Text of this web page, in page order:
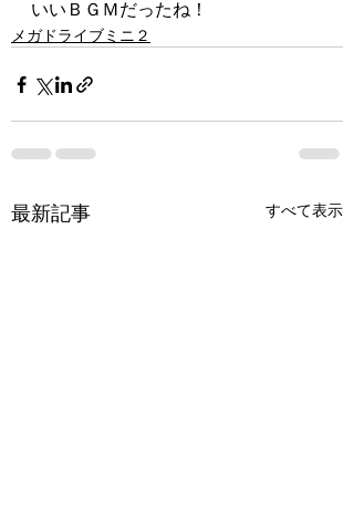
いいＢＧＭだったね！
メガドライブミニ２
最新記事 すべて表示